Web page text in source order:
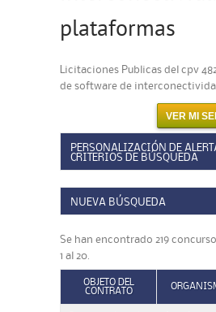
plataformas
Licitaciones Publicas del cpv
de software de
VER MI
PERSONALIZACIÓN DE
CRITERIOS DE BÚSQUEDA
NUEVA BÚSQUEDA
Se han encontrado 219
1 al 20.
OBJETO DEL
CONTRATO